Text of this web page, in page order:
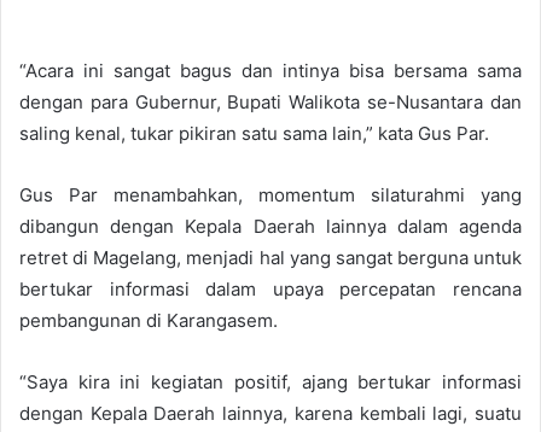
“Acara ini sangat bagus dan intinya bisa bersama sama
dengan para Gubernur, Bupati Walikota se-Nusantara dan
saling kenal, tukar pikiran satu sama lain,” kata Gus Par.
Gus Par menambahkan, momentum silaturahmi yang
dibangun dengan Kepala Daerah lainnya dalam agenda
retret di Magelang, menjadi hal yang sangat berguna untuk
bertukar informasi dalam upaya percepatan rencana
pembangunan di Karangasem.
“Saya kira ini kegiatan positif, ajang bertukar informasi
dengan Kepala Daerah lainnya, karena kembali lagi, suatu